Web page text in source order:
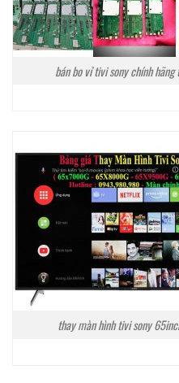
bán bo vỉ tivi sony chính hãng
thay màn hình tivi sony